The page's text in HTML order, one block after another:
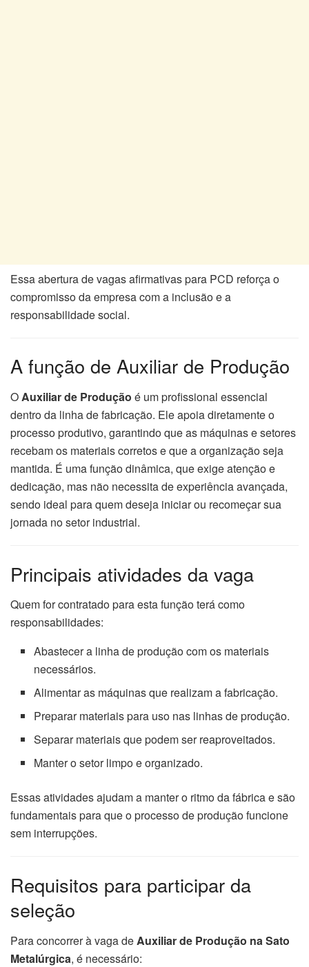
Essa abertura de vagas afirmativas para PCD reforça o
compromisso da empresa com a inclusão e a
responsabilidade social.
A função de Auxiliar de Produção
OAuxiliar de Produção é um profissional essencial
dentro da linha de fabricação. Ele apoia diretamente o
processo produtivo, garantindo que as máquinas e setores
recebam os materiais corretos e que a organização seja
mantida. É uma função dinâmica, que exige atenção e
dedicação, mas não necessita de experiência avançada,
sendo ideal para quem deseja iniciar ou recomeçar sua
jornada no setor industrial.
Principais atividades da vaga
Quem for contratado para esta função terá como
responsabilidades:
Abastecer a linha de produção com os materiais
necessários.
Alimentar as máquinas que realizam a fabricação.
Preparar materiais para uso nas linhas de produção.
Separar materiais que podem ser reaproveitados.
Manter o setor limpo e organizado.
Essas atividades ajudam a manter o ritmo da fábrica e são
fundamentais para que o processo de produção funcione
sem interrupções.
Requisitos para participar da
seleção
Para concorrer à vaga de Auxiliar de Produção na Sato
Metalúrgica, é necessário: